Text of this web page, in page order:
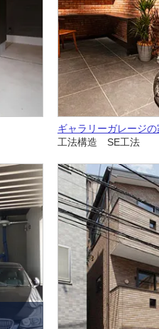
ギャラリーガレージの
工法構造 SE工法